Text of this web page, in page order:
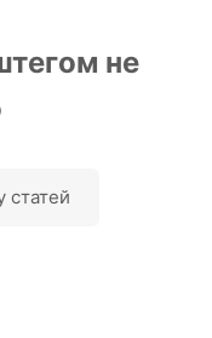
не
статей